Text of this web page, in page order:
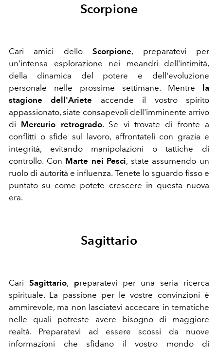
Scorpione
Cari amici delloScorpione, preparatevi per
un'intensa esplorazione nei meandri dell'intimità,
della dinamica del potere e dell'evoluzione
personale nelle prossime settimane. Mentre la
stagione dell'Ariete accende il vostro spirito
appassionato, siate consapevoli dell'imminente arrivo
di Mercurio retrogrado. Se vi trovate di fronte a
conflitti o sfide sul lavoro, affrontateli con grazia e
integrità, evitando manipolazioni o tattiche di
controllo. Con Marte nei Pesci, state assumendo un
ruolo di autorità e influenza. Tenete lo sguardo fisso e
puntato su come potete crescere in questa nuova
era.
Sagittario
Cari Sagittario, preparatevi per una seria ricerca
spirituale. La passione per le vostre convinzioni è
ammirevole, ma non lasciatevi accecare in tematiche
nelle quali potreste avere bisogno di maggiore
realtà. Preparatevi ad essere scossi da nuove
informazioni che sfidano il vostro mondo di